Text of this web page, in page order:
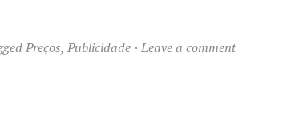
Preços, Publicidade Leave a comment